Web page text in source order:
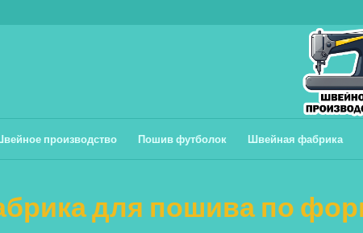
производство Пошив футболок Швейная фабрика
для пошива по